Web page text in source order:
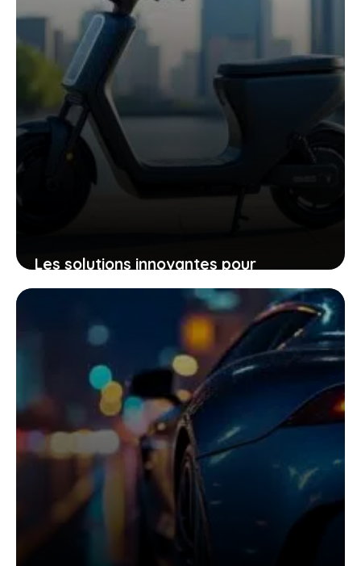
Les solutions innovantes pour
économiser sur vos trajets en pleine
25 mars 2026